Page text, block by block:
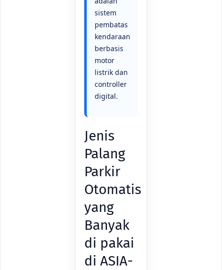
sistem
pembatas
kendaraan
berbasis
motor
listrik dan
controller
digital.
Jenis
Palang
Parkir
Otomatis
yang
Banyak
di pakai
di ASIA-